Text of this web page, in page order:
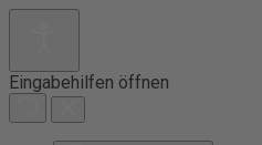
Eingabehilfen öffnen